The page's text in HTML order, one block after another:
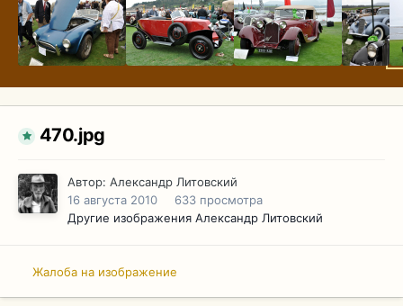
470.jpg
Автор: Александр Литовский
16 августа 2010
633 просмотра
Другие изображения Александр Литовский
Жалоба на изображение